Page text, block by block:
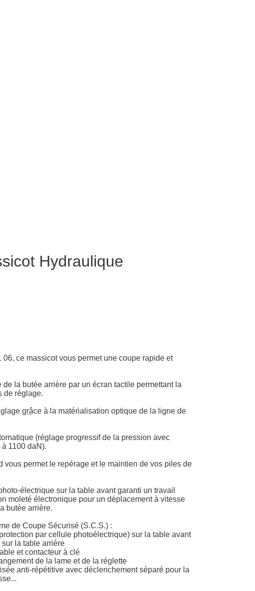
Hydraulique
ce massicot vous permet une coupe rapide et
la butée arrière par un écran tactile permettant la
de réglage.
gr͢âce à la matérialisation optique de la ligne de
(réglage progressif de la pression avec
1100 daN).
vous permet le repérage et le maintien de vos piles de
électrique sur la table avant garanti un travail
moleté électronique pour un déplacement à vitesse
butée arrière.
de Coupe Sécurisé (S.C.S.) :
par cellule photoélectrique) sur la table avant
la table arrière
et contacteur à clé
de la lame et de la réglette
anti-répétitive avec déclenchement séparé pour la